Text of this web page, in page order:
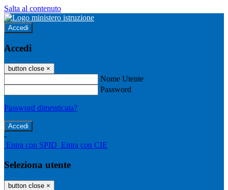
Salta al contenuto
Accedi
Accedi
button close ×
Nome Utente
Password
Password dimenticata?
-
Entra con SPID Entra con CIE
Seleziona utente
button close ×